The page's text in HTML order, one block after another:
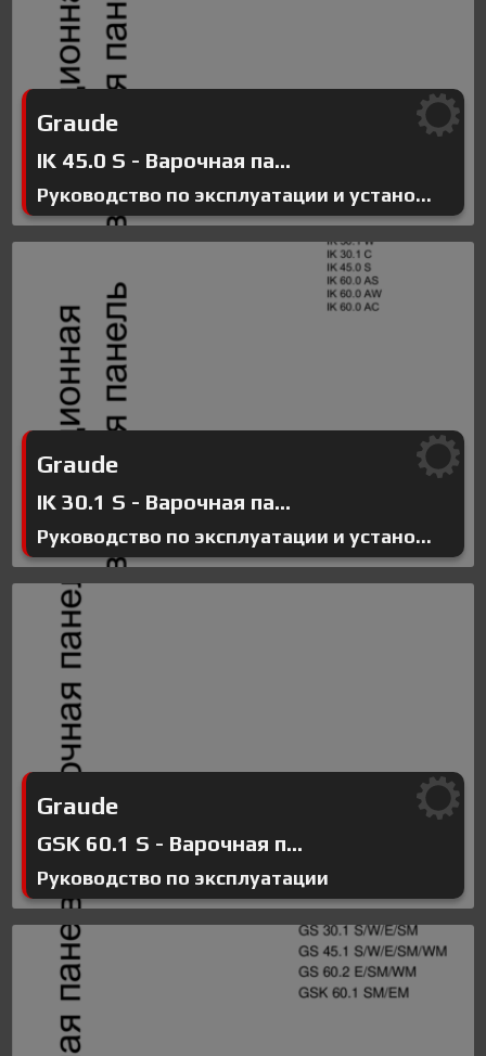
Graude
IK 45.0 S - Варочная па...
Руководство по эксплуатации и устано...
Graude
IK 30.1 S - Варочная па...
Руководство по эксплуатации и устано...
Graude
GSK 60.1 S - Варочная п...
Руководство по эксплуатации